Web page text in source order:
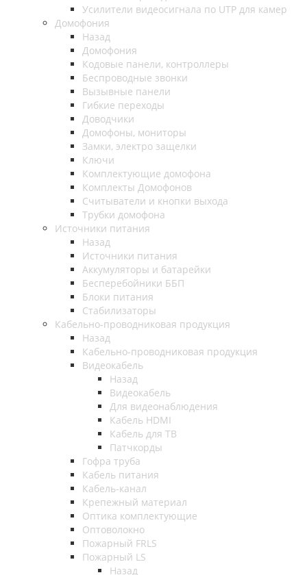
Усилители видеосигнала по UTP для камер
Домофония
Назад
Домофония
Кодовые панели, контроллеры
Беспроводные звонки
Вызывные панели
Гибкие переходы
Доводчики
Домофоны, мониторы
Замки, электро защелки
Ключи
Комплектующие домофона
Комплекты Домофонов
Считыватели и кнопки выхода
Трубки домофона
Источники питания
Назад
Источники питания
Аккумуляторы и батарейки
Бесперебойники ББП
Блоки питания
Стабилизаторы
Кабельно-проводниковая продукция
Назад
Кабельно-проводниковая продукция
Видеокабель
Назад
Видеокабель
Для видеонаблюдения
Кабель HDMI
Кабель для ТВ
Патчкорды
Гофра труба
Кабель питания
Кабель-канал
Крепежный материал
Оптика комплектующие
Оптоволокно
Пожарный FRLS
Пожарный LS
Назад